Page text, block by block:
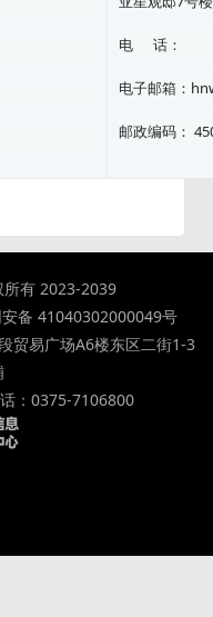
电 话：
电子邮箱：
邮政编码：
有 2023-2039
备 41040302000049号
贸易广场A6楼东区二街1-3
：0375-7106800